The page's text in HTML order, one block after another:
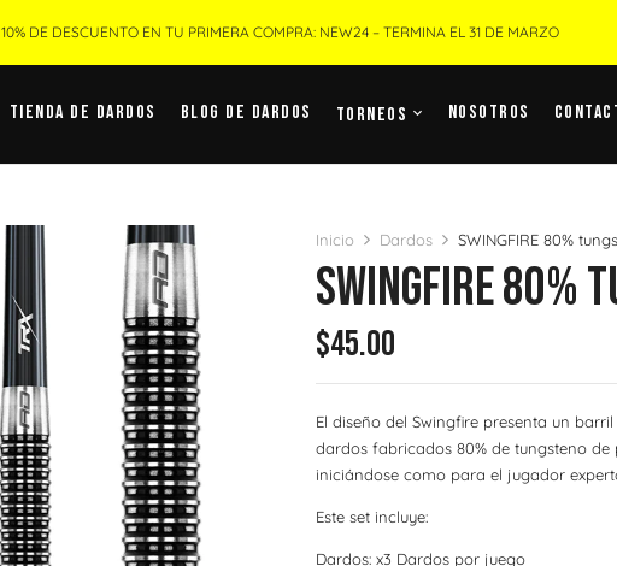
10% DE DESCUENTO EN TU PRIMERA COMPRA: NEW24 – TERMINA EL 31 DE MARZO
Tienda De Dardos Blog De Dardos Torneos Nosotros
Inicio Dardos SWINGFIRE 80%
SWINGFIRE 80%
$45.00
El diseño del Swingfire presenta un
dardos fabricados 80% de tungsteno
iniciándose como para el jugador
Este set incluye:
Dardos: x3 Dardos por juego